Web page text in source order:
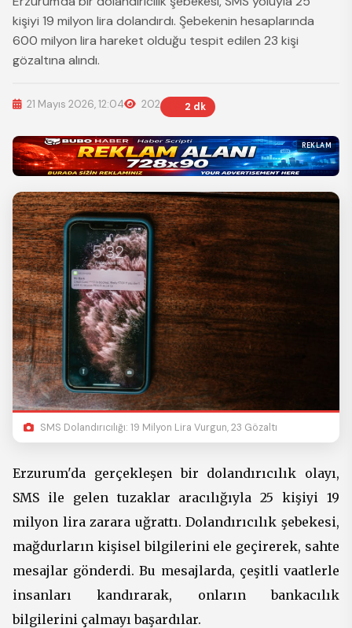
kişiyi 19 milyon lira dolandırdı. Şebekenin hesaplarında
600 milyon lira hareket olduğu tespit edilen 23 kişi
gözaltına alındı.
21 Mayıs 2026, 12:04 202 2 dk
REKLAM
SMS Dolandırıcılığı: 19 Milyon Lira Vurgun, 23 Gözaltı
Erzurum'da gerçekleşen bir dolandırıcılık olayı,
SMS ile gelen tuzaklar aracılığıyla 25 kişiyi 19
milyon lira zarara uğrattı. Dolandırıcılık şebekesi,
mağdurların kişisel bilgilerini ele geçirerek, sahte
mesajlar gönderdi. Bu mesajlarda, çeşitli vaatlerle
insanları kandırarak, onların bankacılık
bilgilerini çalmayı başardılar.